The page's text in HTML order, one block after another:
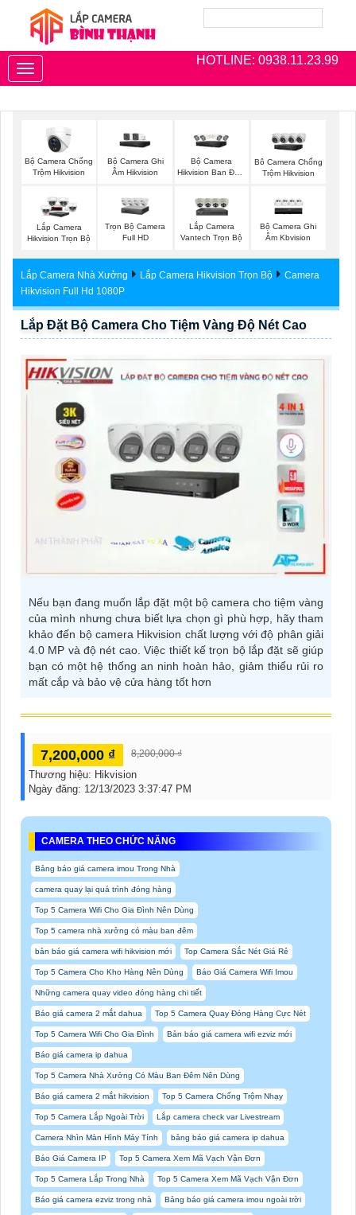
HOTLINE: 0938.11.23.99
Toggle
navigation
Bộ Camera Chống
Trộm Hikvision
Bộ Camera Ghi
Âm Hikvision
Bộ Camera
Hikvision Ban Đêm
Bô Camera Chống
Trộm Hikvision
Lắp Camera
Hikvision Trọn Bộ
Trọn Bộ Camera
Full HD
Lắp Camera
Vantech Trọn Bộ
Bộ Camera Ghi
Âm Kbvision
Lắp Camera Nhà Xưởng Lắp Camera Hikvision Trọn Bộ
Camera
Hikvision Full Hd 1080P
Lắp Đặt Bộ Camera Cho Tiệm Vàng Độ Nét Cao
Nếu bạn đang muốn lắp đặt một bộ camera cho tiệm vàng
của mình nhưng chưa biết lựa chọn gì phù hợp, hãy tham
khảo đến bộ camera Hikvision chất lượng với độ phân giải
4.0 MP và độ nét cao. Việc thiết kế trọn bộ lắp đặt sẽ giúp
bạn có một hệ thống an ninh hoàn hảo, giảm thiểu rủi ro
mất cắp và bảo vệ cửa hàng tốt hơn
7,200,000 ₫ 8,200,000 ₫
Thương hiệu: Hikvision
Ngày đăng: 12/13/2023 3:37:47 PM
CAMERA THEO CHỨC NĂNG
Bảng báo giá camera imou Trong Nhà
camera quay lại quá trình đóng hàng
Top 5 Camera Wifi Cho Gia Đình Nên Dùng
Top 5 camera nhà xưởng có màu ban đêm
bản báo giá camera wifi hikvision mới Top Camera Sắc Nét Giá Rẻ
Top 5 Camera Cho Kho Hàng Nên Dùng Báo Giá Camera Wifi Imou
Những camera quay video đóng hàng chi tiết
Báo giá camera 2 mắt dahua Top 5 Camera Quay Đóng Hàng Cực Nét
Top 5 Camera Wifi Cho Gia Đình Bản báo giá camera wifi ezviz mới
Báo giá camera ip dahua
Top 5 Camera Nhà Xưởng Có Màu Ban Đêm Nên Dùng
Báo giá camera 2 mắt hikvision Top 5 Camera Chống Trộm Nhạy
Top 5 Camera Lắp Ngoài Trời Lắp camera check var Livestream
Camera Nhìn Màn Hình Máy Tính bảng báo giá camera ip dahua
Báo Giá Camera IP Top 5 Camera Xem Mã Vạch Vận Đơn
Top 5 Camera Lắp Trong Nhà Top 5 Camera Xem Mã Vạch Vận Đơn
Báo giá camera ezviz trong nhà Bảng báo giá camera imou ngoài trời